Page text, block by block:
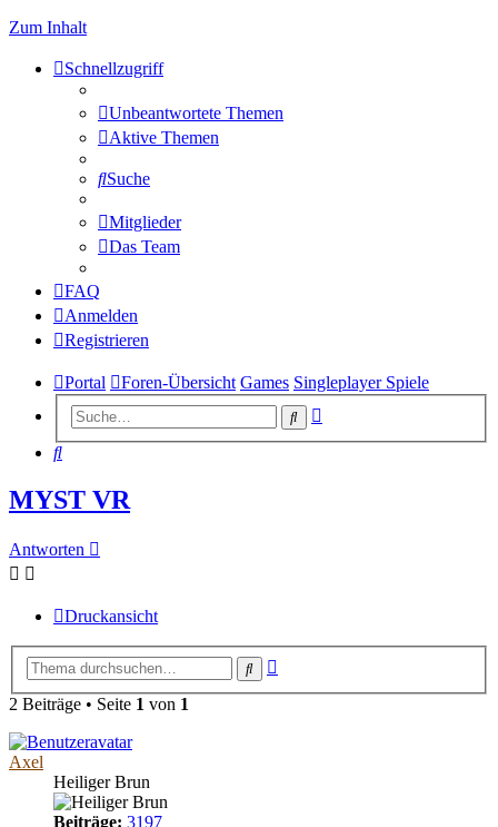
Zum Inhalt
Schnellzugriff
Unbeantwortete Themen
Aktive Themen
Suche
Mitglieder
Das Team
FAQ
Anmelden
Registrieren
Portal Foren-Übersicht Games Singleplayer Spiele
Suche
Suche
MYST VR
Antworten
Druckansicht
Suche
2 Beiträge • Seite 1 von 1
Axel
Heiliger Brun
Beiträge: 3197